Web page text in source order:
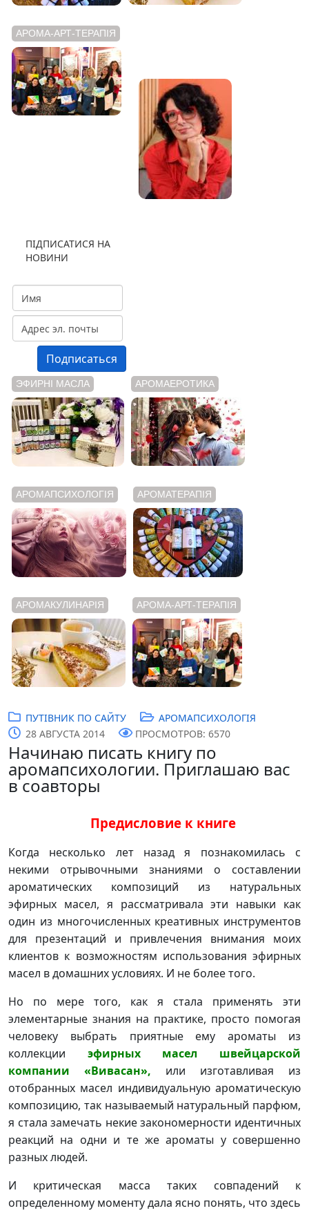
АРОМА-АРТ-ТЕРАПІЯ
ПІДПИСАТИСЯ НА
НОВИНИ
ЭФИРНІ МАСЛА АРОМАЕРОТИКА
АРОМАПСИХОЛОГІЯ АРОМАТЕРАПІЯ
АРОМАКУЛИНАРІЯ АРОМА-АРТ-ТЕРАПІЯ
ПУТІВНИК ПО САЙТУ
АРОМАПСИХОЛОГІЯ
28 АВГУСТА 2014
ПРОСМОТРОВ: 6570
Начинаю писать книгу по
аромапсихологии. Приглашаю вас
в соавторы
Предисловие к книге
Когда несколько лет назад я познакомилась с
некими отрывочными знаниями о составлении
ароматических композиций из натуральных
эфирных масел, я рассматривала эти навыки как
один из многочисленных креативных инструментов
для презентаций и привлечения внимания моих
клиентов к возможностям использования эфирных
масел в домашних условиях. И не более того.
Но по мере того, как я стала применять эти
элементарные знания на практике, просто помогая
человеку выбрать приятные ему ароматы из
коллекции эфирных масел швейцарской
компании «Вивасан», или изготавливая из
отобранных масел индивидуальную ароматическую
композицию, так называемый натуральный парфюм,
я стала замечать некие закономерности идентичных
реакций на одни и те же ароматы у совершенно
разных людей.
И критическая масса таких совпадений к
определенному моменту дала ясно понять, что здесь